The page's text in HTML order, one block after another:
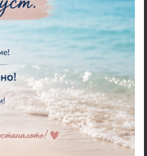
Фото ъгли
Макраме
Макраме Основи - до 6,00 см
Макраме Основи - 7,00 - 15,00 см
Макраме Основи - над 15,00 см
Макраме - Други материали
Опаковки
Мебелен обков и аксесоари